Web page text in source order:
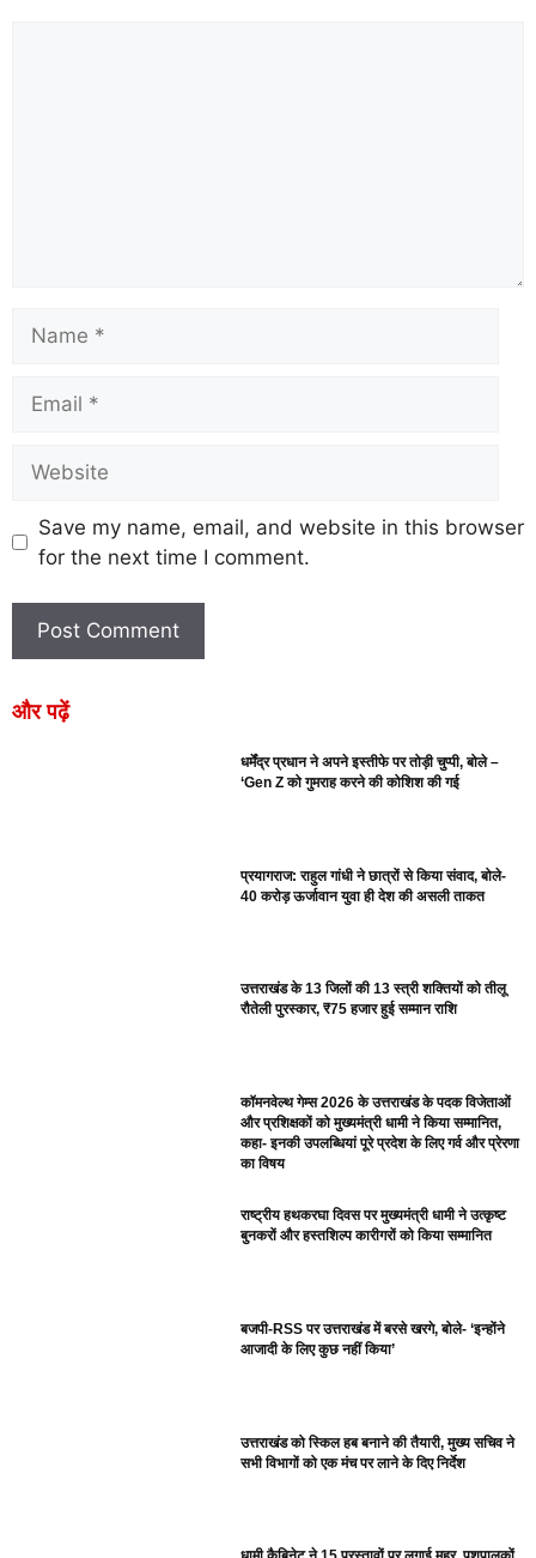
Save my name, email, and website in this browser
for the next time I comment.
और पढ़ें
धर्मेंद्र प्रधान ने अपने इस्तीफे पर तोड़ी चुप्पी, बोले –
‘Gen Z को गुमराह करने की कोशिश की गई
प्रयागराज: राहुल गांधी ने छात्रों से किया संवाद, बोले-
40 करोड़ ऊर्जावान युवा ही देश की असली ताकत
उत्तराखंड के 13 जिलों की 13 स्त्री शक्तियों को तीलू
रौतेली पुरस्कार, ₹75 हजार हुई सम्मान राशि
कॉमनवेल्थ गेम्स 2026 के उत्तराखंड के पदक विजेताओं
और प्रशिक्षकों को मुख्यमंत्री धामी ने किया सम्मानित,
कहा- इनकी उपलब्धियां पूरे प्रदेश के लिए गर्व और प्रेरणा
का विषय
राष्ट्रीय हथकरघा दिवस पर मुख्यमंत्री धामी ने उत्कृष्ट
बुनकरों और हस्तशिल्प कारीगरों को किया सम्मानित
बजपी-RSS पर उत्तराखंड में बरसे खरगे, बोले- ‘इन्होंने
आजादी के लिए कुछ नहीं किया’
उत्तराखंड को स्किल हब बनाने की तैयारी, मुख्य सचिव ने
सभी विभागों को एक मंच पर लाने के दिए निर्देश